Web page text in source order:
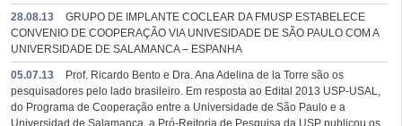
28.08.13
GRUPO DE IMPLANTE COCLEAR DA FMUSP ESTABELECE
CONVENIO DE COOPERAÇÃO VIA UNIVESIDADE DE SÃO PAULO COM A
UNIVERSIDADE DE SALAMANCA – ESPANHA
05.07.13
Prof. Ricardo Bento e Dra. Ana Adelina de la Torre são os
pesquisadores pelo lado brasileiro. Em resposta ao Edital 2013 USP-USAL,
do Programa de Cooperação entre a Universidade de São Paulo e a
Universidad de Salamanca, a Pró-Reitoria de Pesquisa da USP publicou os